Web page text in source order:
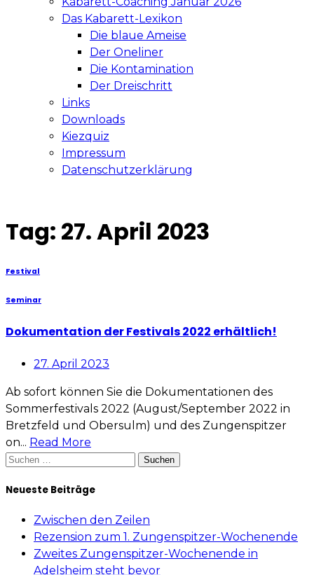
Das Kabarett-Lexikon
Die blaue Ameise
Der Oneliner
Die Kontamination
Der Dreischritt
Links
Downloads
Kiezquiz
Impressum
Datenschutzerklärung
Tag: 27. April 2023
Festival
Seminar
Dokumentation der Festivals 2022 erhältlich!
27. April 2023
Ab sofort können Sie die Dokumentationen des
Sommerfestivals 2022 (August/September 2022 in
Bretzfeld und Obersulm) und des Zungenspitzer
on... Read More
Suchen
Neueste Beiträge
Zwischen den Zeilen
Rezension zum 1. Zungenspitzer-Wochenende
Zweites Zungenspitzer-Wochenende in
Adelsheim steht bevor